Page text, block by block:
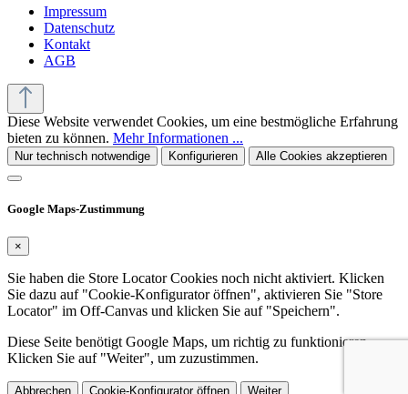
Impressum
Datenschutz
Kontakt
AGB
Diese Website verwendet Cookies, um eine bestmögliche Erfahrung
bieten zu können. Mehr Informationen ...
Nur technisch notwendige Konfigurieren Alle Cookies akzeptieren
Google Maps-Zustimmung
×
Sie haben die Store Locator Cookies noch nicht aktiviert. Klicken
Sie dazu auf "Cookie-Konfigurator öffnen", aktivieren Sie "Store
Locator" im Off-Canvas und klicken Sie auf "Speichern".
Diese Seite benötigt Google Maps, um richtig zu funktionieren.
Klicken Sie auf "Weiter", um zuzustimmen.
Abbrechen Cookie-Konfigurator öffnen Weiter